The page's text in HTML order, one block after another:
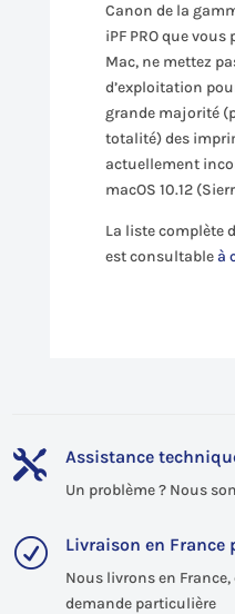
Canon de la
iPF PRO que
Mac, ne mettez
d’exploitation
grande majorité
totalité) des
actuellement
macOS 10.12
La liste complète
est consultableà
 Assistance
Un problème ? Nous
R Livraison en
Nous livrons en
demande particulière